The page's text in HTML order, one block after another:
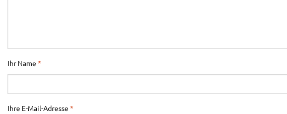
Ihr Name *
Ihre E-Mail-Adresse *